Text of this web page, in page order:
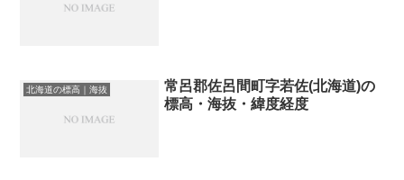
北海道の標高｜海抜
常呂郡佐呂間町字若佐(北海道)の
標高・海抜・緯度経度